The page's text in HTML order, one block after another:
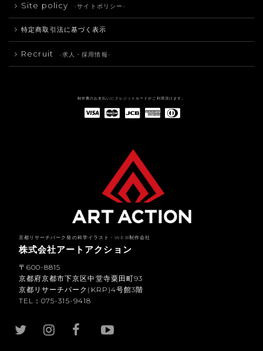
Site policy -サイトポリシー-
特定商取引法に基づく表示
Recruit -求人・採用情報-
制作費のお支払いにクレジットカードがご利用頂けます。
京都リサーチパーク発の科学イラスト・WEB制作会社
株式会社アートアクション
〒600-8815
京都府京都市下京区中堂寺粟田町93
京都リサーチパーク(KRP)4号館3階
TEL：075-315-9418